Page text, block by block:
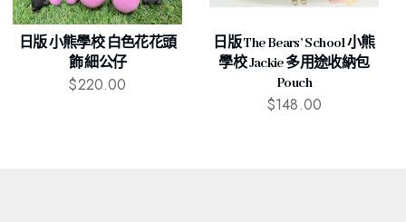
日版 小熊學校 白色花花頭
飾 細公仔
$220.00
日版 The Bears’ School 小熊
學校 Jackie 多用途收納包
Pouch
$148.00